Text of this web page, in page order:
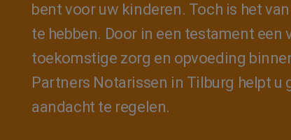
bent voor uw kinderen. Toch is het
te hebben. Door in een testament een
toekomstige zorg en opvoeding
Partners Notarissen in Tilburg helpt u
aandacht te regelen.